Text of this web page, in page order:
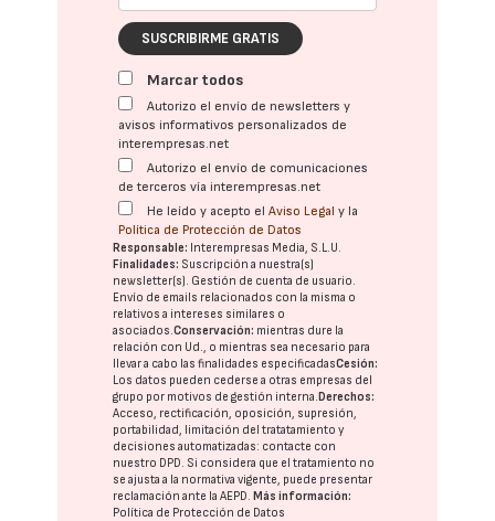
SUSCRIBIRME GRATIS
Marcar todos
Autorizo el envío de newsletters y
avisos informativos personalizados de
interempresas.net
Autorizo el envío de comunicaciones
de terceros vía interempresas.net
He leído y acepto elAviso Legal y la
Política de Protección de Datos
Responsable: Interempresas Media, S.L.U.
Finalidades: Suscripción a nuestra(s)
newsletter(s). Gestión de cuenta de usuario.
Envío de emails relacionados con la misma o
relativos a intereses similares o
asociados.Conservación: mientras dure la
relación con Ud., o mientras sea necesario para
llevar a cabo las finalidades especificadasCesión:
Los datos pueden cederse a otras empresas del
grupo por motivos de gestión interna. Derechos:
Acceso, rectificación, oposición, supresión,
portabilidad, limitación del tratatamiento y
decisiones automatizadas: contacte con
nuestro DPD. Si considera que el tratamiento no
se ajusta a la normativa vigente, puede presentar
reclamación ante laAEPD. Más información:
Política de Protección de Datos